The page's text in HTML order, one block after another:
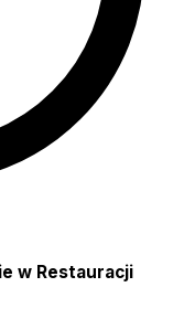
w Restauracji